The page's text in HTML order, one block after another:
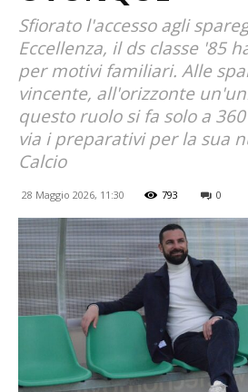
Sfiorato l'accesso agli
Eccellenza, il ds classe '85
per motivi familiari. Alle
vincente, all'orizzonte
questo ruolo si fa solo a
via i preparativi per la sua
Calcio
28 Maggio 2026, 11:30 793 0